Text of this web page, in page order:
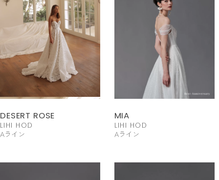
DESERT ROSE
LIHI HOD
Aライン
MIA
LIHI HOD
Aライン